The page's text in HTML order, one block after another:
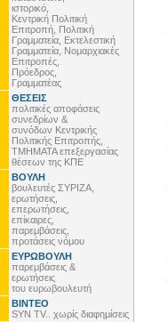
ιστορικό,
Κεντρική Πολιτική
Επιτροπή, Πολιτική
Γραμματεία, Εκτελεστική
Γραμματεία, Νομαρχιακές
Επιτροπές,
Πρόεδρος,
Γραμματέας
ΘΕΣΕΙΣ
πολιτικές αποφάσεις
συνεδρίων &
συνόδων Κεντρικής
Πολιτικής Επιτροπής,
ΤΜΗΜΑΤΑ επεξεργασίας
θέσεων της ΚΠΕ
ΒΟΥΛΗ
βουλευτές ΣΥΡΙΖΑ,
ερωτήσεις,
επερωτήσεις,
επίκαιρες,
παρεμβάσεις,
προτάσεις νόμου
ΕΥΡΩΒΟΥΛΗ
παρεμβάσεις &
ερωτήσεις
του ευρωβουλευτή
ΒΙΝΤΕΟ
SYN TV.. χωρίς διαφημίσεις